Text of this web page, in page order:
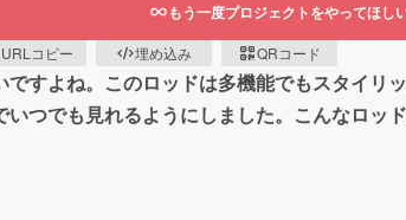
もう一度プロジェクトをやってほし
URLコピー 埋め込み QRコード
すよね。このロッドは多機能でもスタイ
つでも見れるようにしました。こんなロ